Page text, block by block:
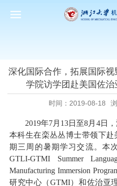
深化国际合作，拓展国际
学院访学团赴美国佐治
时间：2019-08-18
2019年7月 13日至8月 4日
本科生在栾丛丛博士带领下
期三周的暑期学习交流。本
GTLI-GTMI Summer
Manufacturing Immersion
研究中心（GTMI）和佐治亚